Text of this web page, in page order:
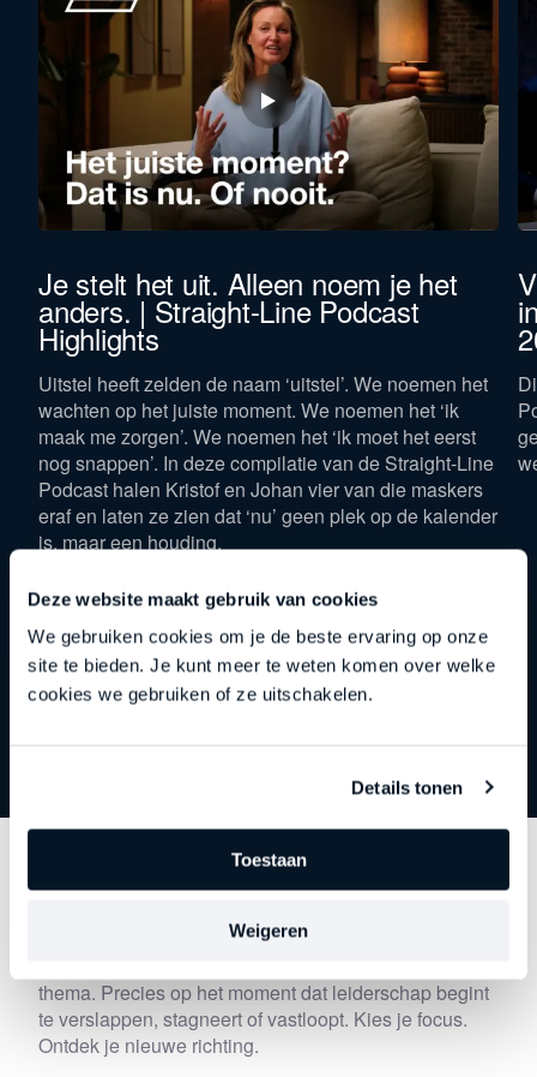
Deze website maakt gebruik van cookies
We gebruiken cookies om je de beste ervaring op onze
site te bieden. Je kunt meer te weten komen over welke
cookies we gebruiken of ze uitschakelen.
Details tonen
Toestaan
Weigeren
Je stelt het uit. Alleen noem je het
anders. | Straight-Line Podcast
Highlights
Uitstel heeft zelden de naam ‘uitstel’. We noemen het
wachten op het juiste moment. We noemen het ‘ik
maak me zorgen’. We noemen het ‘ik moet het eerst
nog snappen’. In deze compilatie van de Straight-Line
Podcast halen Kristof en Johan vier van die maskers
eraf en laten ze zien dat ‘nu’ geen plek op de kalender
is, maar een houding.
Ontdekandere series
thema. Precies op het moment dat leiderschap begint
te verslappen, stagneert of vastloopt. Kies je focus.
Ontdek je nieuwe richting.